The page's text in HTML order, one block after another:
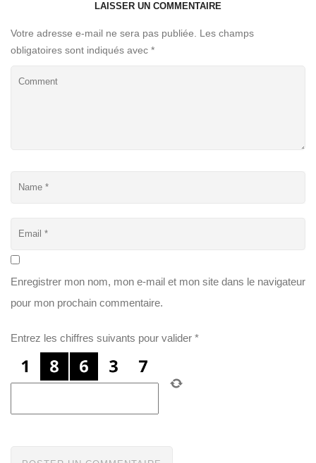
LAISSER UN COMMENTAIRE
Votre adresse e-mail ne sera pas publiée.
Les champs
obligatoires sont indiqués avec *
Enregistrer mon nom, mon e-mail et mon site dans le navigateur
pour mon prochain commentaire.
Entrez les chiffres suivants pour valider *